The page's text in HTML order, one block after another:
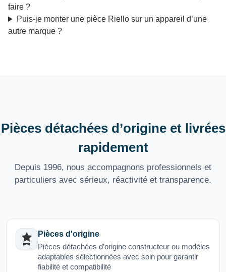
faire ?
Puis-je monter une pièce Riello sur un appareil d’une
autre marque ?
Pièces détachées d’origine et livrées
rapidement
Depuis 1996, nous accompagnons professionnels et
particuliers avec sérieux, réactivité et transparence.
Pièces d'origine
Pièces détachées d’origine constructeur ou modèles
adaptables sélectionnées avec soin pour garantir
fiabilité et compatibilité